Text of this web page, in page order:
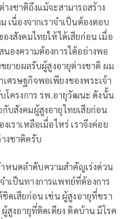
งชาติถึงแม้จะสามารถสร้าง
เนื่องจากเราจำเป็นต้องตอบ
งสังคมไทยให้ได้เสียก่อน เมื่อ
องความต้องการได้อย่างพอ
ขยายผลรับผู้สูงอายุต่างชาติ ผม
ศรษฐกิจพอเพียงของพระเจ้า
โครงการ รพ.อายุวัฒนะ ดังนั้น
บสังคมผู้สูงอายุไทยเสียก่อน
เราเหลือเมื่อไหร่ เราจึงค่อย
งชาติครับ
ำหนดลำดับความสำคัญเร่งด่วน
ำเป็นทางการแพทย์ที่ต้องการ
ดเสียก่อน เช่น ผู้สูงอายุที่ชรา
สูงอายุที่ติดเตียง ติดบ้าน มีโรค